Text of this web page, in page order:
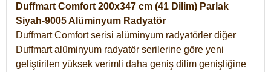
Duffmart Comfort 200x347 cm (41 Dilim) Parlak
Siyah-9005 Alüminyum Radyatör
Duffmart Comfort serisi alüminyum radyatörler diğer
Duffmart alüminyum radyatör serilerine göre yeni
geliştirilen yüksek verimli daha geniş dilim genişliğine